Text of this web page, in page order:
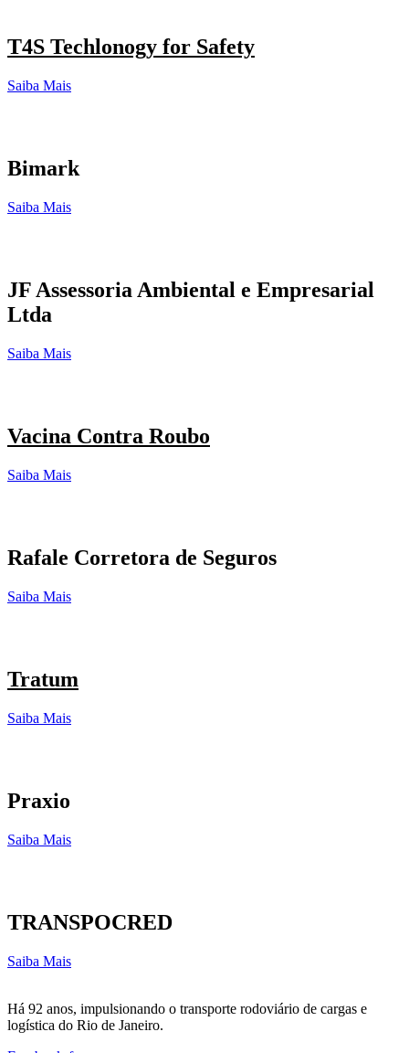
T4S Techlonogy for Safety
Saiba Mais
Bimark
Saiba Mais
JF Assessoria Ambiental e Empresarial
Ltda
Saiba Mais
Vacina Contra Roubo
Saiba Mais
Rafale Corretora de Seguros
Saiba Mais
Tratum
Saiba Mais
Praxio
Saiba Mais
TRANSPOCRED
Saiba Mais
Há 92 anos, impulsionando o transporte rodoviário de cargas e
logística do Rio de Janeiro.